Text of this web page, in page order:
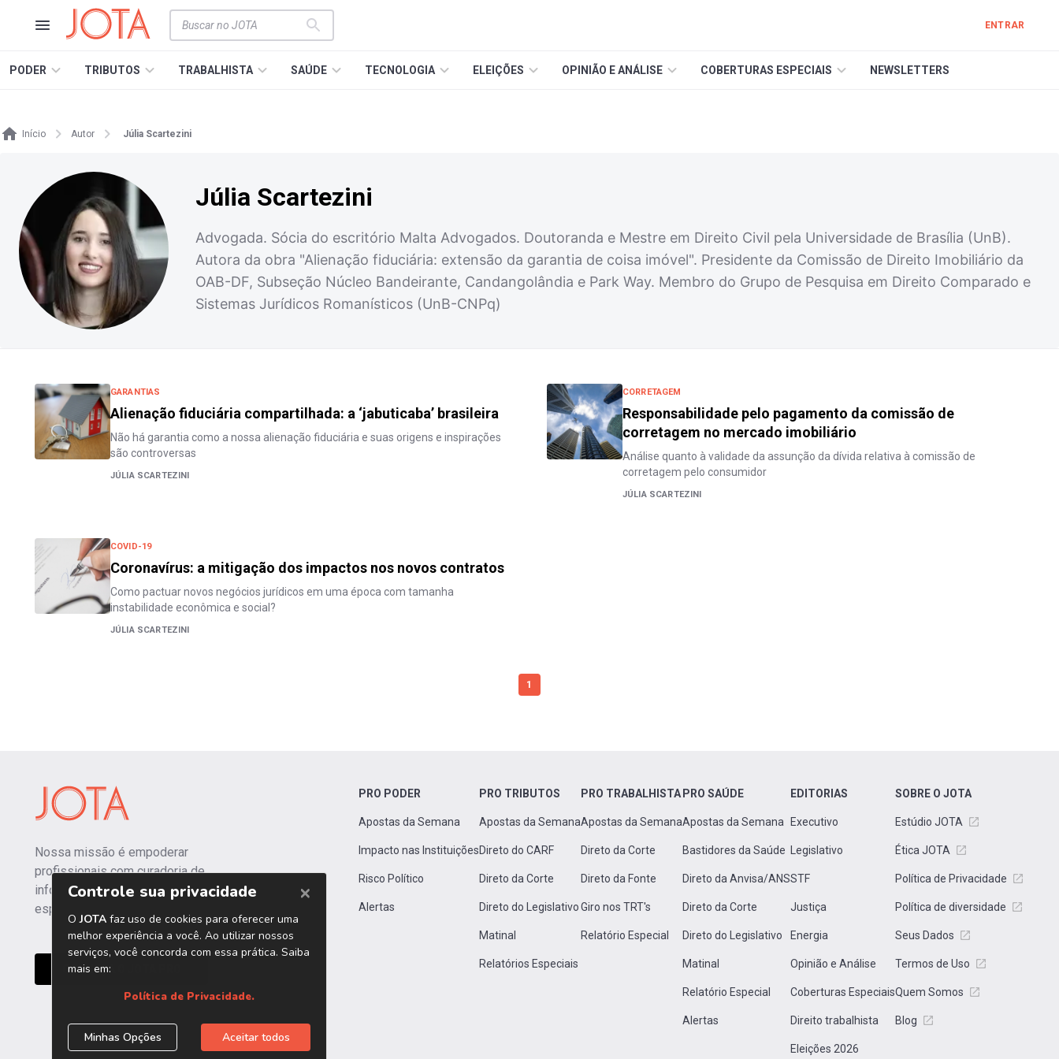
ENTRAR
PODER TRIBUTOS TRABALHISTA SAÚDE TECNOLOGIA ELEIÇÕES OPINIÃO E ANÁLISE COBERTURAS ESPECIAIS NEWSLETTERS
Início Autor Júlia Scartezini
Júlia Scartezini
Advogada. Sócia do escritório Malta Advogados. Doutoranda e Mestre em Direito Civil pela Universidade de Brasília (UnB).
Autora da obra "Alienação fiduciária: extensão da garantia de coisa imóvel". Presidente da Comissão de Direito Imobiliário da
OAB-DF, Subseção Núcleo Bandeirante, Candangolândia e Park Way. Membro do Grupo de Pesquisa em Direito Comparado e
Sistemas Jurídicos Romanísticos (UnB-CNPq)
GARANTIAS
Alienação fiduciária compartilhada: a ‘jabuticaba’ brasileira
Não há garantia como a nossa alienação fiduciária e suas origens e inspirações
são controversas
JÚLIA SCARTEZINI
CORRETAGEM
Responsabilidade pelo pagamento da comissão de
corretagem no mercado imobiliário
Análise quanto à validade da assunção da dívida relativa à comissão de
corretagem pelo consumidor
JÚLIA SCARTEZINI
COVID-19
Coronavírus: a mitigação dos impactos nos novos contratos
Como pactuar novos negócios jurídicos em uma época com tamanha
instabilidade econômica e social?
JÚLIA SCARTEZINI
1
Nossa missão é empoderar
profissionais com curadoria de
informações independentes e
especializadas.
CONHEÇA O JOTA PRO
PRO PODER
Apostas da Semana
Impacto nas Instituições
Risco Político
Alertas
PRO TRIBUTOS
Apostas da Semana
Direto do CARF
Direto da Corte
Direto do Legislativo
Matinal
Relatórios Especiais
PRO TRABALHISTA
Apostas da Semana
Direto da Corte
Direto da Fonte
Giro nos TRT's
Relatório Especial
PRO SAÚDE
Apostas da Semana
Bastidores da Saúde
Direto da Anvisa/ANS
Direto da Corte
Direto do Legislativo
Matinal
Relatório Especial
Alertas
EDITORIAS
Executivo
Legislativo
STF
Justiça
Energia
Opinião e Análise
Coberturas Especiais
Direito trabalhista
Eleições 2026
SOBRE O JOTA
Estúdio JOTA
Ética JOTA
Política de Privacidade
Política de diversidade
Seus Dados
Termos de Uso
Quem Somos
Blog